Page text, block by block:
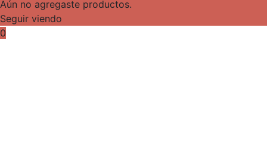
Aún no agregaste productos.
Seguir viendo
0